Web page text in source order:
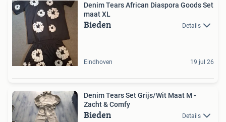
Denim Tears African Diaspora Goods Set
maat XL
Bieden Details
Eindhoven 19 jul 26
Denim Tears Set Grijs/Wit Maat M -
Zacht & Comfy
Bieden Details